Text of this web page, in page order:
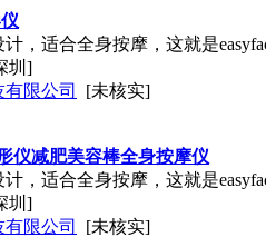
，适合全身按摩，这就是
圳]
限公司
[未核实]
仪减肥美容棒全身按摩仪
，适合全身按摩，这就是
圳]
限公司
[未核实]